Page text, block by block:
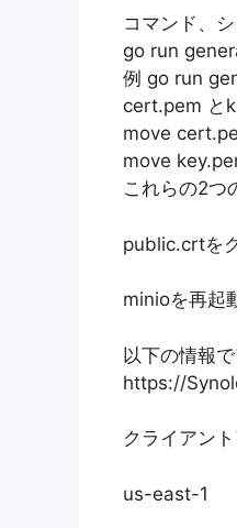
コマンド、
go run
例 go run
cert.pem と
move
move
これらの2
public.crtを
minioを再起
以下の情報
https://
クライアン
us-east-1